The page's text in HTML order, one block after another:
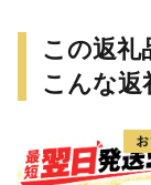
この返礼
こんな返